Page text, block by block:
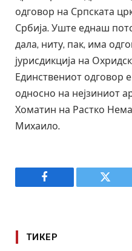
одговор на Српската
Србија. Уште еднаш
дала, ниту, пак, има
јурисдикција на
Единствениот одговор
односно на нејзиниот
Хоматин на Растко
Михаило.
Facebook
ТИКЕР